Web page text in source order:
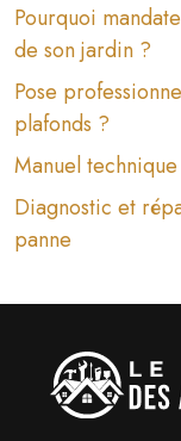
Pourquoi
de son jardin ?
Pose
plafonds ?
Manuel
Diagnostic et
panne